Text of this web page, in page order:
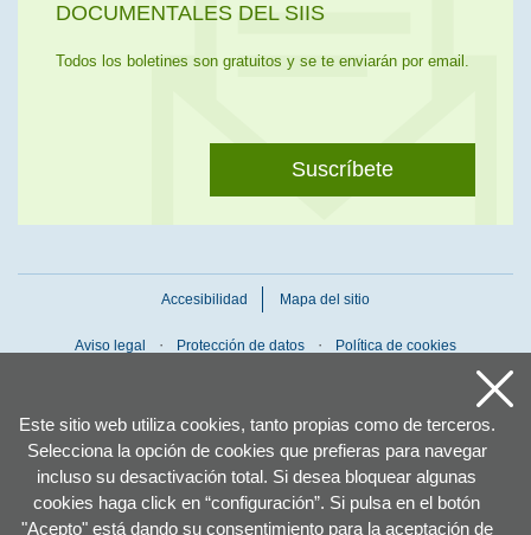
Este sitio web utiliza cookies, tanto propias como de terceros.
Selecciona la opción de cookies que prefieras para navegar
incluso su desactivación total. Si desea bloquear algunas
cookies haga click en “configuración”. Si pulsa en el botón
"Acepto" está dando su consentimiento para la aceptación de
DOCUMENTALES DEL SIIS
Todos los boletines son gratuitos y se te enviarán por email.
Suscríbete
Accesibilidad Mapa del sitio
Aviso legal Protección de datos Política de cookies